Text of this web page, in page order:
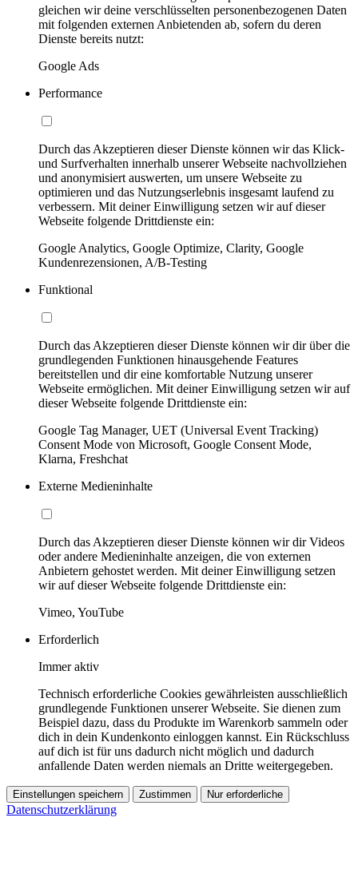
gleichen wir deine verschlüsselten personenbezogenen Daten
mit folgenden externen Anbietenden ab, sofern du deren
Dienste bereits nutzt:
Google Ads
Performance
Durch das Akzeptieren dieser Dienste können wir das Klick-
und Surfverhalten innerhalb unserer Webseite nachvollziehen
und anonymisiert auswerten, um unsere Webseite zu
optimieren und das Nutzungserlebnis insgesamt laufend zu
verbessern. Mit deiner Einwilligung setzen wir auf dieser
Webseite folgende Drittdienste ein:
Google Analytics, Google Optimize, Clarity, Google
Kundenrezensionen, A/B-Testing
Funktional
Durch das Akzeptieren dieser Dienste können wir dir über die
grundlegenden Funktionen hinausgehende Features
bereitstellen und dir eine komfortable Nutzung unserer
Webseite ermöglichen. Mit deiner Einwilligung setzen wir auf
dieser Webseite folgende Drittdienste ein:
Google Tag Manager, UET (Universal Event Tracking)
Consent Mode von Microsoft, Google Consent Mode,
Klarna, Freshchat
Externe Medieninhalte
Durch das Akzeptieren dieser Dienste können wir dir Videos
oder andere Medieninhalte anzeigen, die von externen
Anbietern gehostet werden. Mit deiner Einwilligung setzen
wir auf dieser Webseite folgende Drittdienste ein:
Vimeo, YouTube
Erforderlich
Immer aktiv
Technisch erforderliche Cookies gewährleisten ausschließlich
grundlegende Funktionen unserer Webseite. Sie dienen zum
Beispiel dazu, dass du Produkte im Warenkorb sammeln oder
dich in dein Kundenkonto einloggen kannst. Ein Rückschluss
auf dich ist für uns dadurch nicht möglich und dadurch
anfallende Daten werden niemals an Dritte weitergegeben.
Einstellungen speichern Zustimmen Nur erforderliche
Datenschutzerklärung